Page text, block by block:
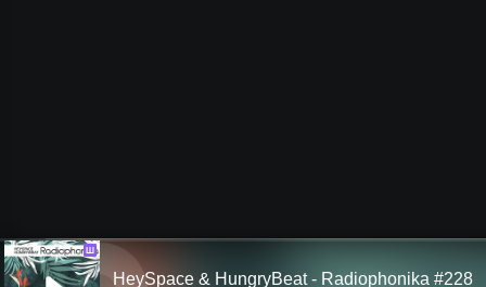
Ш
HeySpace & HungryBeat - Radiophonika #228